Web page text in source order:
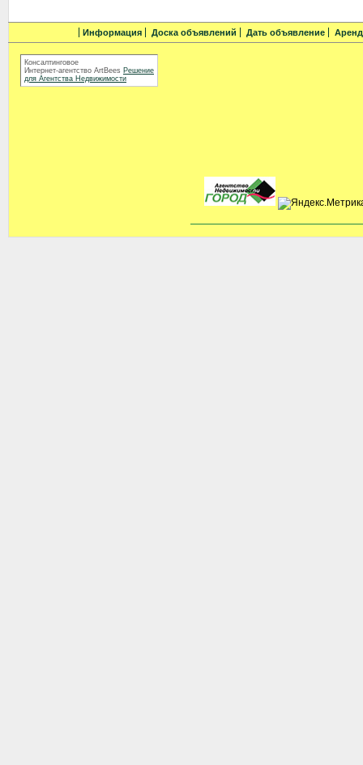
Информация Доска объявлений Дать объявление
Консалтинговое
Интернет-агентство ArtBees Решение
для Агентства Недвижимости